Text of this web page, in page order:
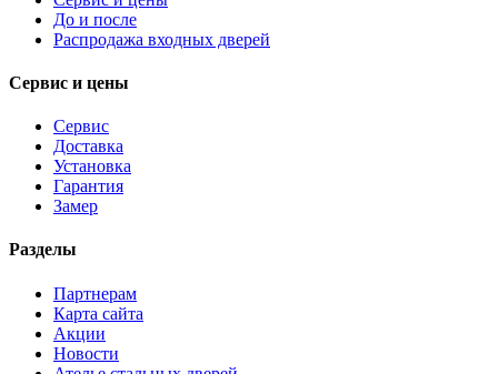
До и после
Распродажа входных дверей
Сервис и цены
Сервис
Доставка
Установка
Гарантия
Замер
Разделы
Партнерам
Карта сайта
Акции
Новости